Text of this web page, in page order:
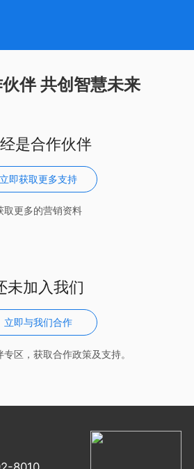
伴 共创智慧未来
是合作伙伴
立即获取更多支持
取更多的营销资料
未加入我们
立即与我们合作
区，获取合作政策及支持。